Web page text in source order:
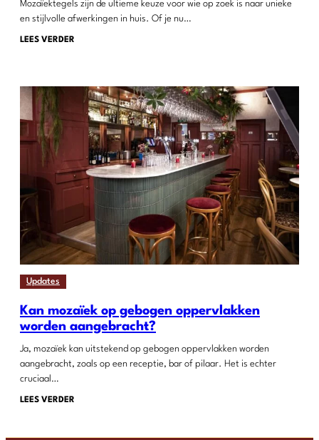
Mozaïektegels zijn de ultieme keuze voor wie op zoek is naar unieke
en stijlvolle afwerkingen in huis. Of je nu…
LEES VERDER
Updates
Kan mozaïek op gebogen oppervlakken
worden aangebracht?
Ja, mozaïek kan uitstekend op gebogen oppervlakken worden
aangebracht, zoals op een receptie, bar of pilaar. Het is echter
cruciaal…
LEES VERDER